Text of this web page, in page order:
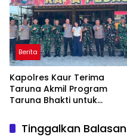
Berita
Kapolres Kaur Terima
Taruna Akmil Program
Taruna Bhakti untuk
Rakyat Kabupaten Kaur
Tinggalkan Balasan